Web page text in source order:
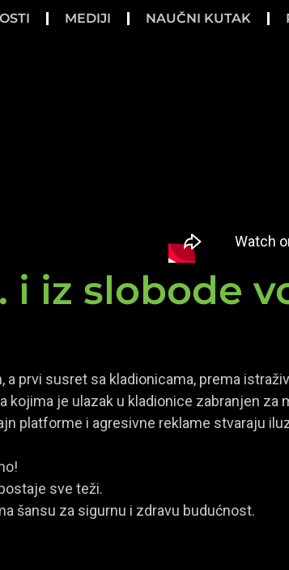
MEDIJI NAUČNI KUTAK
i iz slobode
prvi susret sa kladionicama, prema
je ulazak u kladionice zabranjen za
platforme i agresivne reklame stvaraju
sve teži.
šansu za sigurnu i zdravu budućnost.